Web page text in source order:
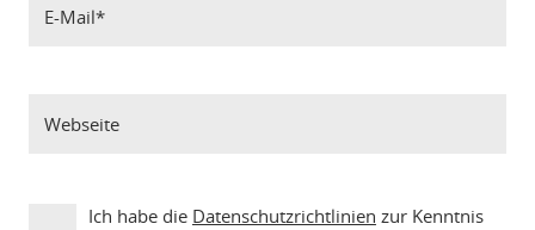
Ich habe die Datenschutzrichtlinien zur Kenntnis